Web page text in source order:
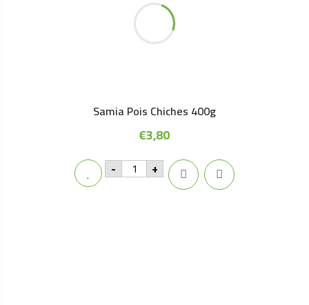
Samia Pois Chiches 400g
€3,80
- Samia
Pois +